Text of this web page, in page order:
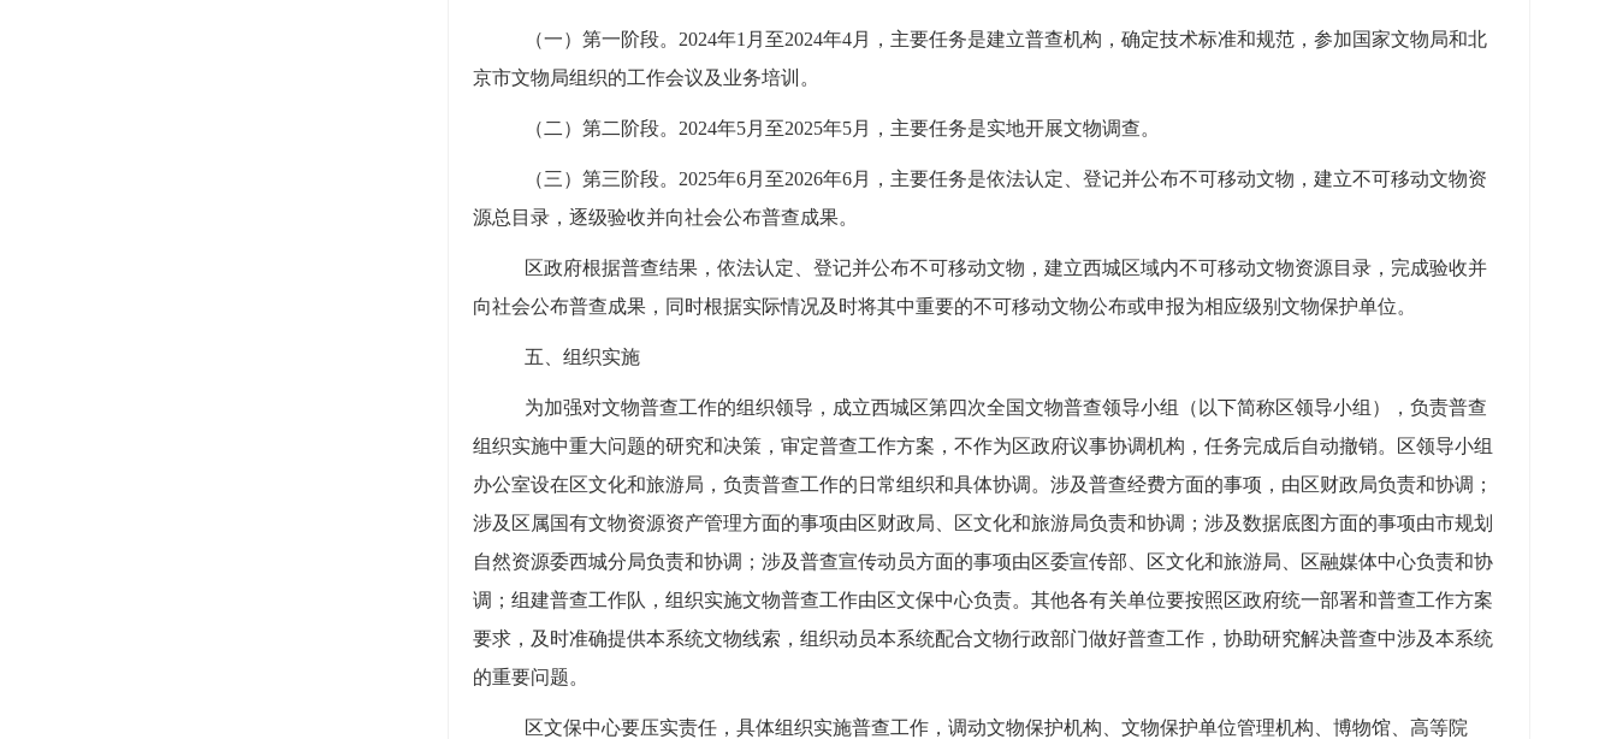
（一）第一阶段。 2024年1月至2024年4月，主要任务是建立普查机构，确定技术标准和规范，参加国家文物局和北
京市文物局组织的工作会议及 业务培训。
（二）第二阶段。 2024年5月至2025年5月，主要任务是实地开展文物调查。
（三）第三阶段。 2025年6月至2026年6月，主要任务是依法认定、登记并公布不可移动文物，建立不可移动文物资
源总目录，逐级验收并向社会公布普查成果。
区政府根据普查结果，依法认定、登记并公布不可移动文物，建立西城区域内不可移动文物资源目录，完成验收并
向社会公布普查成果，同时根据实际情况及时将其中重要的不可移动文物公布或申报为相应级别文物保护单位。
五、组织实施
为加强对文物普查工作的组织领导，成立西城区第四次全国文物普查领导小组 （以下简称区领导小组）
，负责普查
组织实施中重大问题的研究和决策，审定普查工作方案，不作为区政府议事协调机构，任务完成后自动撤销。区领导小组
办公室设在区文化和旅游局，负责普查工作的日常组织和具体协调。涉及普查经费方面的事项，由区财政局负责和协调；
涉及区属国有文物资源资产管理方面的事项由区财政局、区文化和旅游局负责和协调；涉及数据底图方面的事项由市规划
自然资源委西城分局负责和协调；涉及普查宣传动员方面的事项由区委宣传部、区文化和旅游局、区融媒体中心负责和协
调；组建普查工作队，组织实施文物普查工作由区文保中心负责。其他各有关单位要按照区政府统一部署和普查工作方案
要求，及时准确提供本系统文物线索，组织动员本系统配合文物行政部门做好普查工作，协助研究解决普查中涉及本系统
的重要问题。
区文保中心要压实责任，具体组织实施普查工作，调动文物保护机构、文物保护单位管理机构、博物馆、高等院